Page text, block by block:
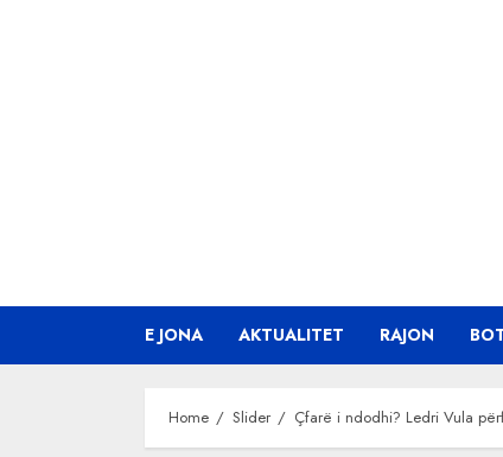
E JONA AKTUALITET RAJON
Home Slider Çfarë i ndodhi? Ledri Vula